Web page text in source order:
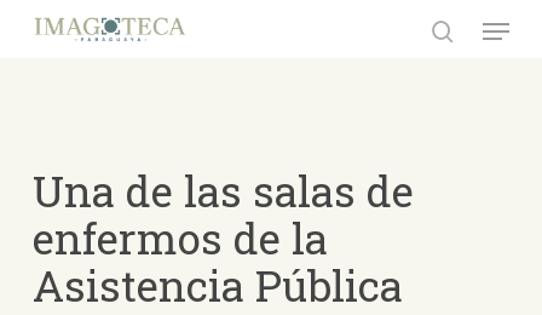
Menu
Una de las salas de
enfermos de la
Asistencia Pública